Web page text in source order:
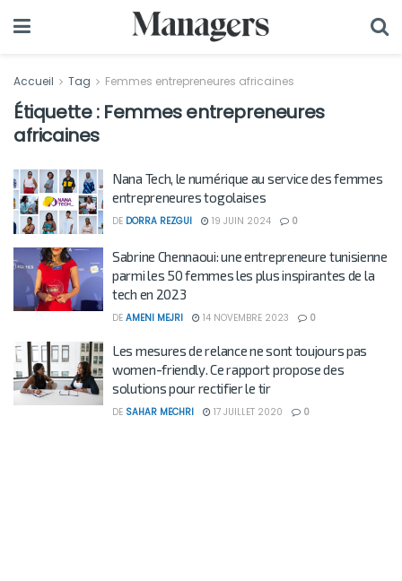
Accueil Tag Femmes entrepreneures africaines
Étiquette : Femmes entrepreneures
africaines
Nana Tech, le numérique au service des femmes
entrepreneures togolaises
DE DORRA REZGUI 19 JUIN 2024 0
Sabrine Chennaoui: une entrepreneure tunisienne
parmi les 50 femmes les plus inspirantes de la
tech en 2023
DE AMENI MEJRI 14 NOVEMBRE 2023 0
Les mesures de relance ne sont toujours pas
women-friendly. Ce rapport propose des
solutions pour rectifier le tir
DE SAHAR MECHRI 17 JUILLET 2020 0